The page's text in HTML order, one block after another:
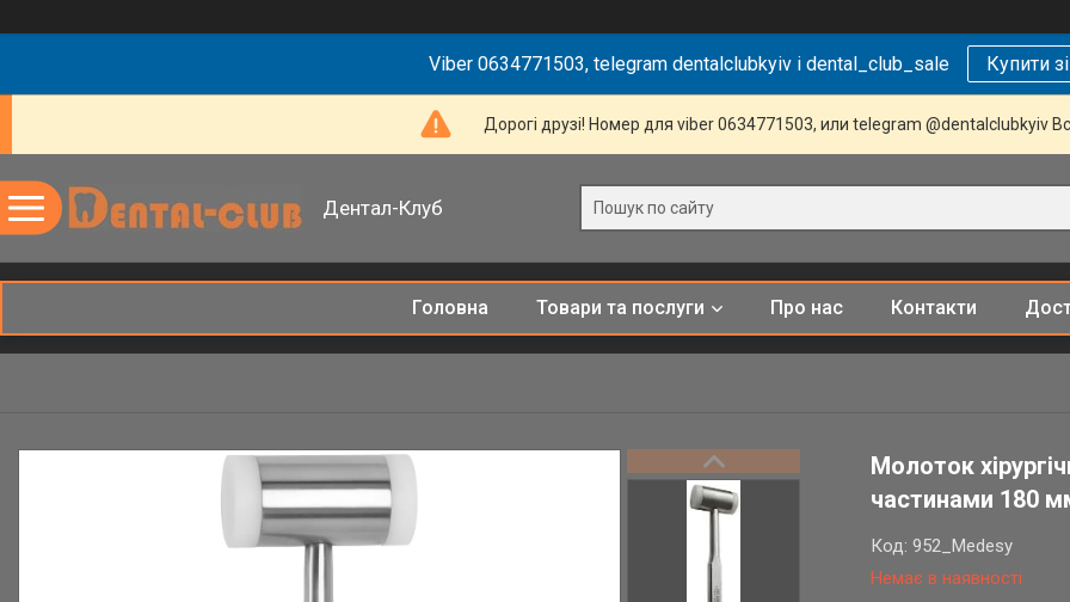
Viber 0634771503, telegram dentalclubkyiv і dental_club_sale Купити
Дорогі друзі! Номер для viber 0634771503, или telegram @dentalclubkyiv
Дентал-Клуб
Головна Товари та послуги Про нас Контакти
Молоток
частинами 180
Немає в наявності
Код:952_Medesy